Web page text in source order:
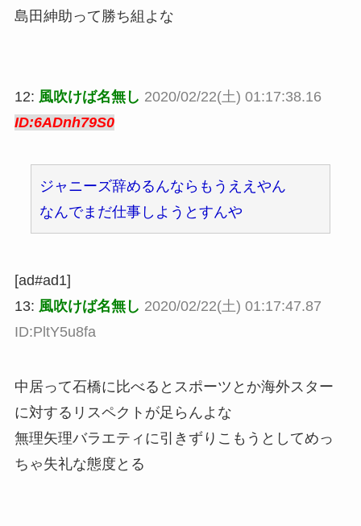
島田紳助って勝ち組よな
12: 風吹けば名無し 2020/02/22(土) 01:17:38.16
ID:6ADnh79S0
ジャニーズ辞めるんならもうええやん
なんでまだ仕事しようとすんや
[ad#ad1]
13: 風吹けば名無し 2020/02/22(土) 01:17:47.87
ID:PltY5u8fa
中居って石橋に比べるとスポーツとか海外スター
に対するリスペクトが足らんよな
無理矢理バラエティに引きずりこもうとしてめっ
ちゃ失礼な態度とる